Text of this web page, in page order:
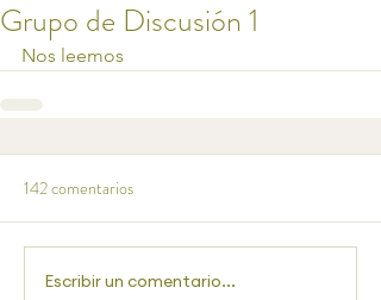
Grupo de Discusión 1
Nos leemos
142 comentarios
Escribir un comentario...